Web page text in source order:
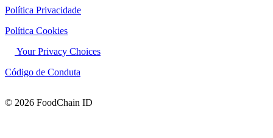
Política Privacidade
Política Cookies
Your Privacy Choices
Código de Conduta
© 2026 FoodChain ID